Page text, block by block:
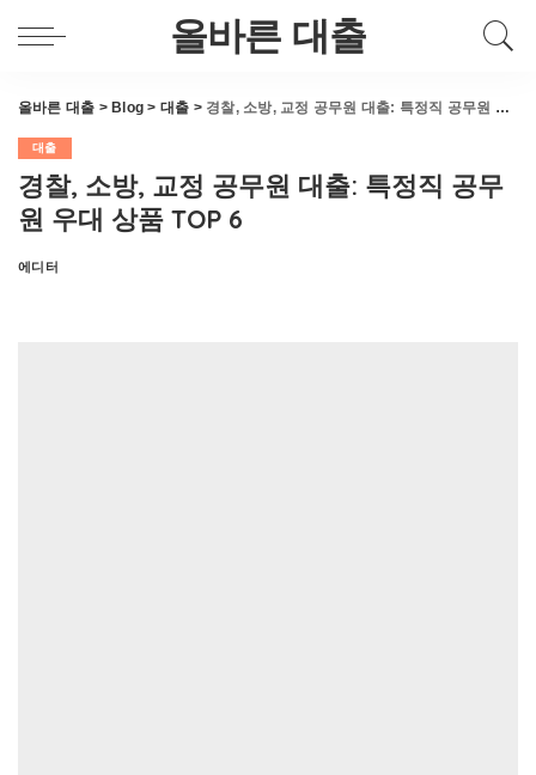
올바른 대출
올바른 대출 > Blog > 대출 > 경찰, 소방, 교정 공무원 대출: 특정직 공무원 우대 상품 TOP 6
대출
경찰, 소방, 교정 공무원 대출: 특정직 공무
원 우대 상품 TOP 6
Posted
에디터